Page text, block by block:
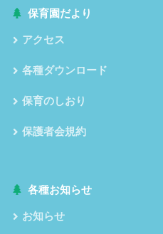
保育園だより
アクセス
各種ダウンロード
保育のしおり
保護者会規約
各種お知らせ
お知らせ